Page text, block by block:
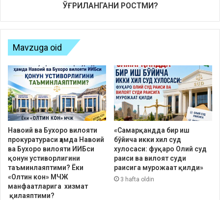
ЎҒРИЛАНГАНИ РОСТМИ?
Mavzuga oid
Навоий ва Бухоро вилояти
прокуратураси ҳамда Навоий
ва Бухоро вилояти ИИБси
қонун устиворлигини
таъминлаяптими? Ёки
«Олтин кон» МЧЖ
манфаатларига хизмат
қилаяптими?
«Самарқандда бир иш
бўйича икки хил суд
хулосаси: фуқаро Олий суд
раиси ва вилоят суди
раисига мурожаат қилди»
3 hafta oldin